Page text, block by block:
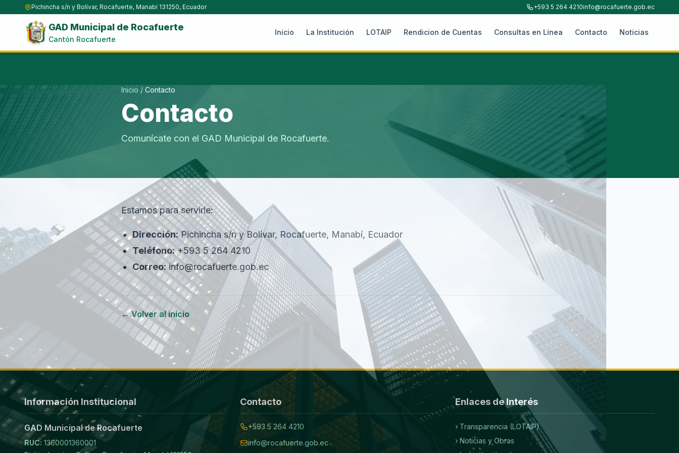
Pichincha s/n y Bolívar, Rocafuerte, Manabí 131250, Ecuador +593 5 264 4210info@rocafuerte.gob.ec
GAD Municipal de Rocafuerte
Cantón Rocafuerte
Inicio La Institución LOTAIP Rendicion de Cuentas Consultas en Línea Contacto Noticias
Inicio / Contacto
Contacto
Comunícate con el GAD Municipal de Rocafuerte.
Estamos para servirle:
Dirección:Pichincha s/n y Bolívar, Rocafuerte, Manabí, Ecuador
Teléfono:+593 5 264 4210
Correo:info@rocafuerte.gob.ec
← Volver al inicio
Información Institucional
GAD Municipal de Rocafuerte
RUC: 1360001360001
Contacto
+593 5 264 4210
info@rocafuerte.gob.ec
Enlaces de Interés
› Transparencia (LOTAIP)
› Noticias y Obras